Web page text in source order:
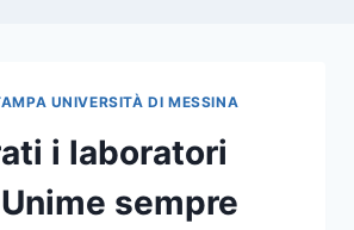
UNIVERSITÀ DI MESSINA
i laboratori
sempre